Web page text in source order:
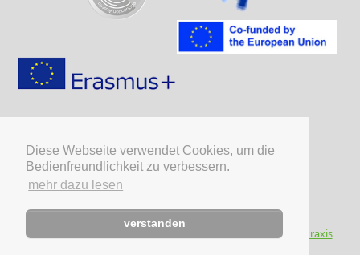
Diese Webseite verwendet Cookies, um die
Bedienfreundlichkeit zu verbessern.
mehr dazu lesen
verstanden
Kreativ Praxis